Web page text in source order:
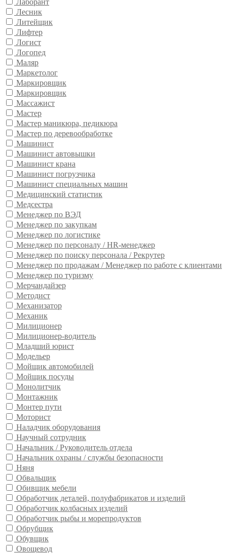
Лаборант
Лесник
Литейщик
Лифтер
Логист
Логопед
Маляр
Маркетолог
Маркировщик
Маркировщик
Массажист
Мастер
Мастер маникюра, педикюра
Мастер по деревообработке
Машинист
Машинист автовышки
Машинист крана
Машинист погрузчика
Машинист специальных машин
Медицинский статистик
Медсестра
Менеджер по ВЭД
Менеджер по закупкам
Менеджер по логистике
Менеджер по персоналу / HR-менеджер
Менеджер по поиску персонала / Рекрутер
Менеджер по продажам / Менеджер по работе с клиентами
Менеджер по туризму
Мерчандайзер
Методист
Механизатор
Механик
Милиционер
Милиционер-водитель
Младший юрист
Модельер
Мойщик автомобилей
Мойщик посуды
Монолитчик
Монтажник
Монтер пути
Моторист
Наладчик оборудования
Научный сотрудник
Начальник / Руководитель отдела
Начальник охраны / службы безопасности
Няня
Обвальщик
Обивщик мебели
Обработчик деталей, полуфабрикатов и изделий
Обработчик колбасных изделий
Обработчик рыбы и морепродуктов
Обрубщик
Обувщик
Овощевод